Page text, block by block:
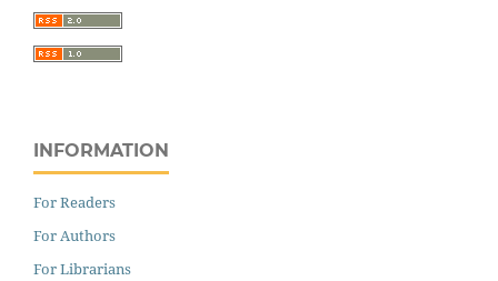
INFORMATION
For Readers
For Authors
For Librarians